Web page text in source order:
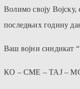
Волимо своју
последњих годину
Ваш војни синдикат
КО – СМЕ – ТАЈ –